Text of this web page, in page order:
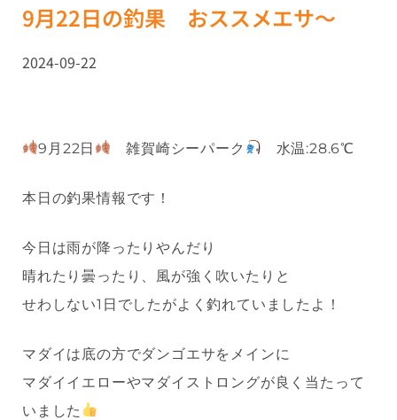
9月22日の釣果 おススメエサ～
2024-09-22
9月22日 雑賀崎シーパーク 水温:28.6℃
本日の釣果情報です！
今日は雨が降ったりやんだり
晴れたり曇ったり、風が強く吹いたりと
せわしない1日でしたがよく釣れていましたよ！
マダイは底の方でダンゴエサをメインに
マダイイエローやマダイストロングが良く当たって
いました